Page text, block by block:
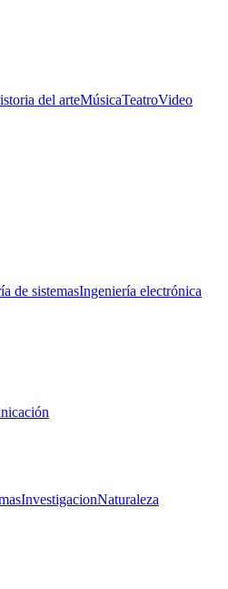
del arteMúsicaTeatroVideo
de sistemasIngeniería electrónica
InvestigacionNaturaleza